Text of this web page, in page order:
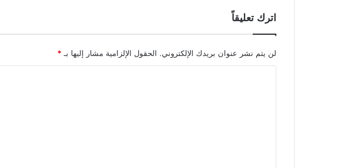
اترك تعليقاً
لن يتم نشر عنوان بريدك الإلكتروني. الحقول الإلزامية مشار إليها بـ *